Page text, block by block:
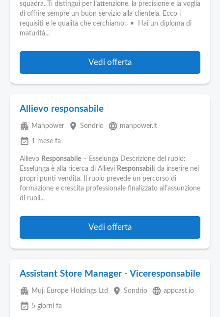
squadra. Ti distingui per l’attenzione, la precisione e la voglia
di offrire sempre un buon servizio alla clientela. Ecco i
requisiti e le qualità che cerchiamo: • Hai un diploma di
maturità...
Vedi offerta
Allievo responsabile
apartment Manpower place Sondrio language manpower.it
event_available 1 mese fa
Allievo Responsabile – Esselunga Descrizione del ruolo:
Esselunga è alla ricerca di Allievi Responsabili da inserire nei
propri punti vendita. Il ruolo prevede un percorso di
formazione e crescita professionale finalizzato all’assunzione
di ruoli...
Vedi offerta
Assistant Store Manager - Viceresponsabile
apartment Muji Europe Holdings Ltd place Sondrio language appcast.io
event_available 5 giorni fa